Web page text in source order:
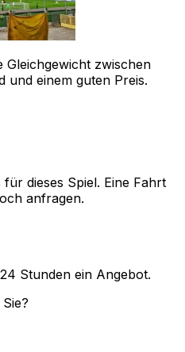
Gleichgewicht zwischen
und einem guten Preis.
dieses Spiel. Eine Fahrt
anfragen.
Stunden ein Angebot.